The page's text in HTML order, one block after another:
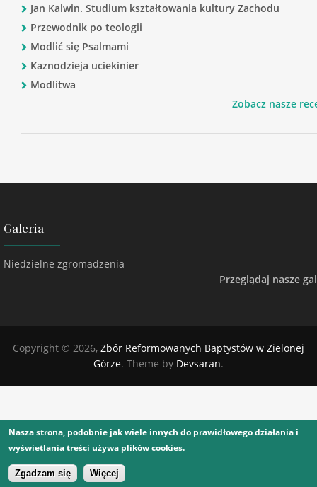
Jan Kalwin. Studium kształtowania kultury Zachodu
Przewodnik po teologii
Modlić się Psalmami
Kaznodzieja uciekinier
Modlitwa
Zobacz nasze
Galeria
Niedzielne zgromadzenia
Przeglądaj nasze
Copyright © 2026, Zbór Reformowanych Baptystów w Zielonej
Górze. Theme by Devsaran.
Nasza strona, podobnie jak wiele innych do prawidłowego działania i
wyświetlania treści używa plików cookies.
Zgadzam się Więcej